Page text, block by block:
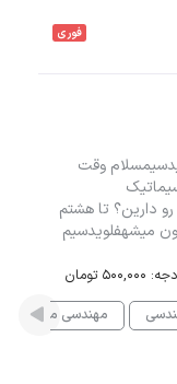
فوری
فلویدسیمسلام وقت
دارین؟ تا هشتم
میشهفلویدسیم
تومان
مهندسی مواد